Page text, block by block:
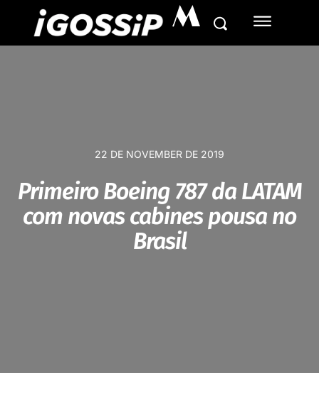
M
22 DE NOVEMBER DE 2019
Primeiro Boeing 787 da LATAM
com novas cabines pousa no
Brasil